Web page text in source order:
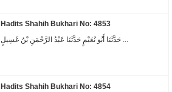
Hadits Shahih Bukhari No: 4853
Hadits Shahih Bukhari No: 4854